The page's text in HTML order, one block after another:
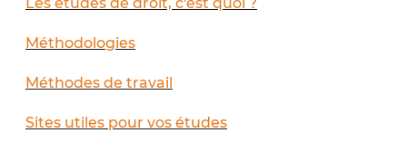
Méthodologies
Méthodes de travail
Sites utiles pour vos études